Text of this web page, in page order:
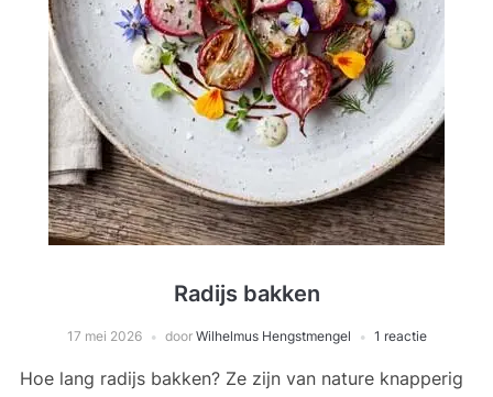
Radijs bakken
17 mei 2026 door Wilhelmus Hengstmengel 1 reactie
Hoe lang radijs bakken? Ze zijn van nature knapperig